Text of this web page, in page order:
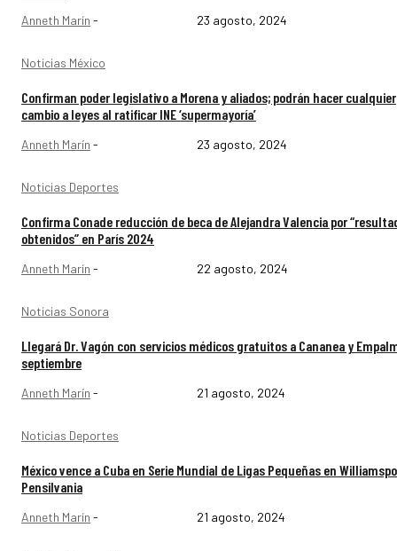
Anneth Marín - 23 agosto, 2024
Noticias México
Confirman poder legislativo a Morena y aliados; podrán hacer cualquier
cambio a leyes al ratificar INE ‘supermayoría’
Anneth Marín - 23 agosto, 2024
Noticias Deportes
Confirma Conade reducción de beca de Alejandra Valencia por
obtenidos” en París 2024
Anneth Marín - 22 agosto, 2024
Noticias Sonora
Llegará Dr. Vagón con servicios médicos gratuitos a Cananea y
septiembre
Anneth Marín - 21 agosto, 2024
Noticias Deportes
México vence a Cuba en Serie Mundial de Ligas Pequeñas en
Pensilvania
Anneth Marín - 21 agosto, 2024